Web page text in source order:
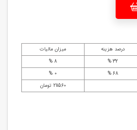
درصد هزینه
میزان مالیات
32 %
8 %
68 %
0 %
211560 تومان